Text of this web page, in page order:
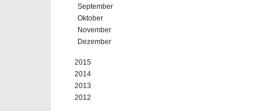
September
Oktober
November
Dezember
2015
2014
2013
2012